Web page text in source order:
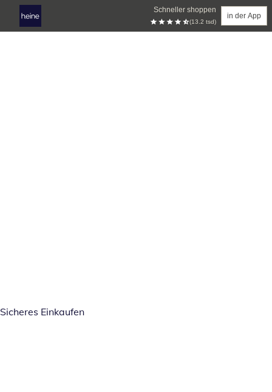
Schneller shoppen
(13.2 tsd)
in der App
Sicheres Einkaufen